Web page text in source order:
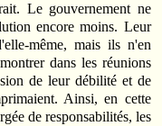
Le gouvernement ne
encore moins. Leur
­même, mais ils n'en
dans les réunions
de leur débilité et de
Ainsi, en cette
de responsabilités, les